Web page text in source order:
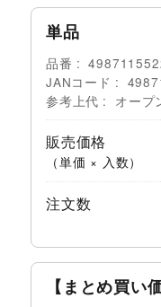
単品
品番
JANコード
参考上代
オープ
販売価格
（単価 × 入数）
注文数
【まとめ買い